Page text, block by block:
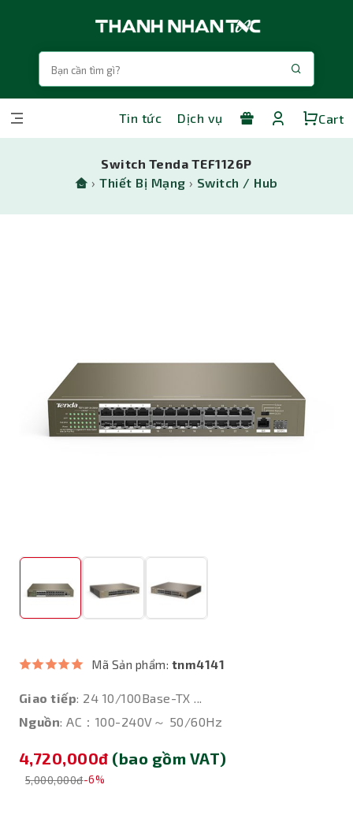
Tin tức Dịch vụ Cart
Switch Tenda TEF1126P
›Thiết Bị Mạng › Switch / Hub
Mã Sản phẩm: tnm4141
Giao tiếp: 24 10/100Base-TX ...
Nguồn: AC：100-240V～ 50/60Hz
4,720,000đ (bao gồm VAT)
5,000,000đ-6%